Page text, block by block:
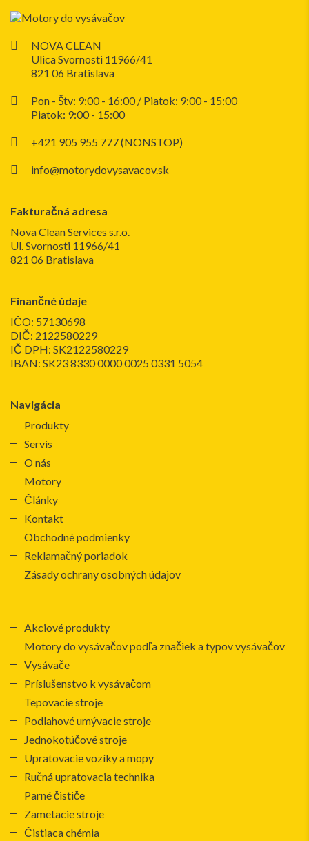
NOVA CLEAN
Ulica Svornosti 11966/41
821 06 Bratislava
Pon - Štv: 9:00 - 16:00 / Piatok: 9:00 - 15:00
Piatok: 9:00 - 15:00
+421 905 955 777 (NONSTOP)
info@motorydovysavacov.sk
Fakturačná adresa
Nova Clean Services s.r.o.
Ul. Svornosti 11966/41
821 06 Bratislava
Finančné údaje
IČO: 57130698
DIČ: 2122580229
IČ DPH: SK2122580229
IBAN: SK23 8330 0000 0025 0331 5054
Navigácia
Produkty
Servis
O nás
Motory
Články
Kontakt
Obchodné podmienky
Reklamačný poriadok
Zásady ochrany osobných údajov
Akciové produkty
Motory do vysávačov podľa značiek a typov vysávačov
Vysávače
Príslušenstvo k vysávačom
Tepovacie stroje
Podlahové umývacie stroje
Jednokotúčové stroje
Upratovacie vozíky a mopy
Ručná upratovacia technika
Parné čističe
Zametacie stroje
Čistiaca chémia